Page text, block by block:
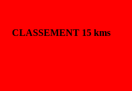
CLASSEMENT 15 kms